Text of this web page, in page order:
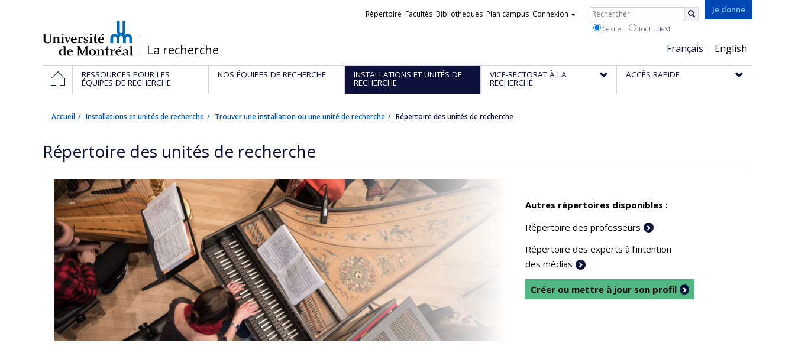
/La recherche
Je donne
Choix
de
la
Français English
Liens
Répertoire Facultés Bibliothèques Plan campus Connexion Rechercher
Ce site Tout UdeM
Navigation
principale
ACCUEILRESSOURCES POUR LES
ÉQUIPES DE RECHERCHE
NOS ÉQUIPES DE RECHERCHE INSTALLATIONS ET UNITÉS DE
RECHERCHE
VICE-RECTORAT À LA
RECHERCHE
ACCÈS RAPIDE
Accueil Installations et unités de recherche Trouver une installation ou une unité de recherche Répertoire des unités de recherche
Répertoire des unités de recherche
Autres répertoires disponibles :
Répertoire des professeurs
Répertoire des experts à l’intention
des médias
Créer ou mettre à jour son profil